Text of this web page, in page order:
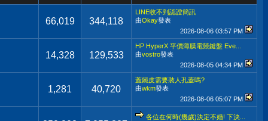
66,019 344,118
LINE收不到認證簡訊
由Okay發表
2026-08-06 03:57 PM
14,328 129,533
HP HyperX 平價薄膜電競鍵盤 Eve...
由vostro發表
2026-08-05 04:34 PM
1,281 40,720
蓋鐵皮需要裝人孔蓋嗎?
由wkm發表
2026-08-06 05:07 PM
各位在何時(幾歲)決定不婚! 下決...